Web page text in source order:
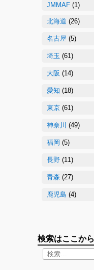
JMMAF (1)
北海道 (26)
名古屋 (5)
埼玉 (61)
大阪 (14)
愛知 (18)
東京 (61)
神奈川 (49)
福岡 (5)
長野 (11)
青森 (27)
鹿児島 (4)
検索はここから